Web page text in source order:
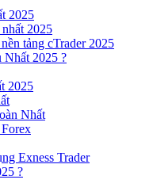
2025
2025
tảng cTrader 2025
2025 ?
2025
Nhất
Exness Trader
?